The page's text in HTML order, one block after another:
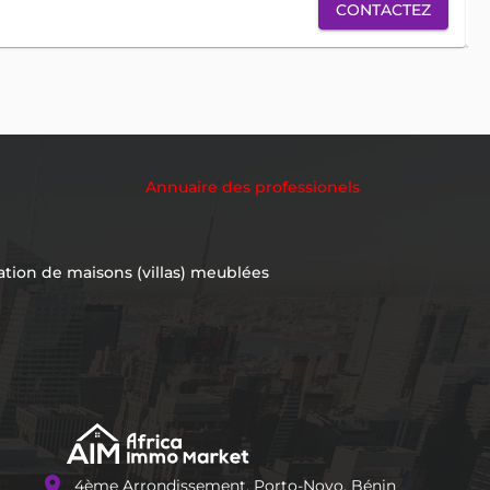
CONTACTEZ
Annuaire des professionels
de maisons (villas) meublées
4ème Arrondissement, Porto-Novo, Bénin